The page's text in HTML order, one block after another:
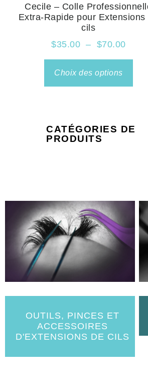
Cecile – Colle
Extra-Rapide pour Extensions
cils
$35.00 – $70.00
Choix des options
CATÉGORIES DE
PRODUITS
OUTILS, PINCES ET
ACCESSOIRES
D'EXTENSIONS DE CILS